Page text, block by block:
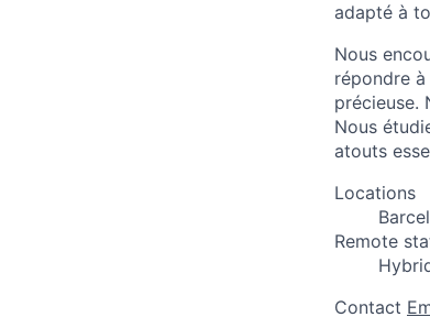
adapté à
Nous
répondre
précieuse.
Nous
atouts
Locations
Remote
Contact